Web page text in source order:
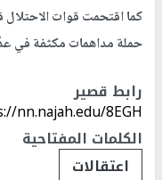
كما اقتحمت قوات الاحتلال
حملة مداهمات مكثفة في
رابط قصير
nn.najah.edu/8EGH/
الكلمات المفتاحية
اعتقالات